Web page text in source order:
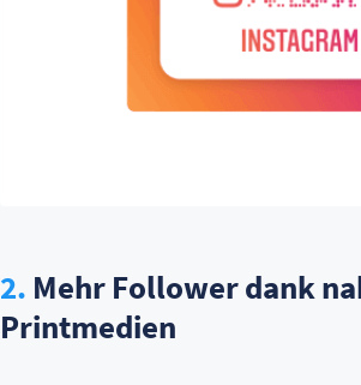
2. Mehr Follower dank
Printmedien